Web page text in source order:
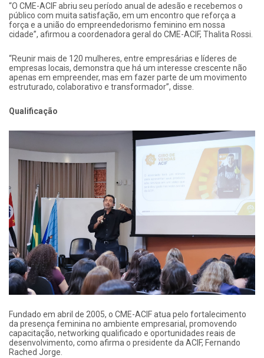
“O CME-ACIF abriu seu período anual de adesão e recebemos o
público com muita satisfação, em um encontro que reforça a
força e a união do empreendedorismo feminino em nossa
cidade”, afirmou a coordenadora geral do CME-ACIF, Thalita Rossi.
“Reunir mais de 120 mulheres, entre empresárias e líderes de
empresas locais, demonstra que há um interesse crescente não
apenas em empreender, mas em fazer parte de um movimento
estruturado, colaborativo e transformador”, disse.
Qualificação
Fundado em abril de 2005, o CME-ACIF atua pelo fortalecimento
da presença feminina no ambiente empresarial, promovendo
capacitação, networking qualificado e oportunidades reais de
desenvolvimento, como afirma o presidente da ACIF, Fernando
Rached Jorge.